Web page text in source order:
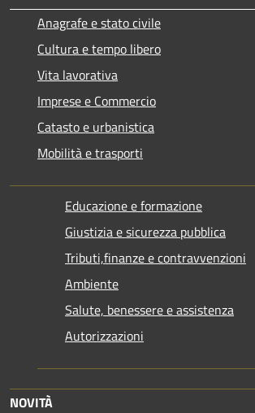
Anagrafe e stato civile
Cultura e tempo libero
Vita lavorativa
Imprese e Commercio
Catasto e urbanistica
Mobilità e trasporti
Educazione e formazione
Giustizia e sicurezza pubblica
Tributi,finanze e contravvenzioni
Ambiente
Salute, benessere e assistenza
Autorizzazioni
NOVITÀ